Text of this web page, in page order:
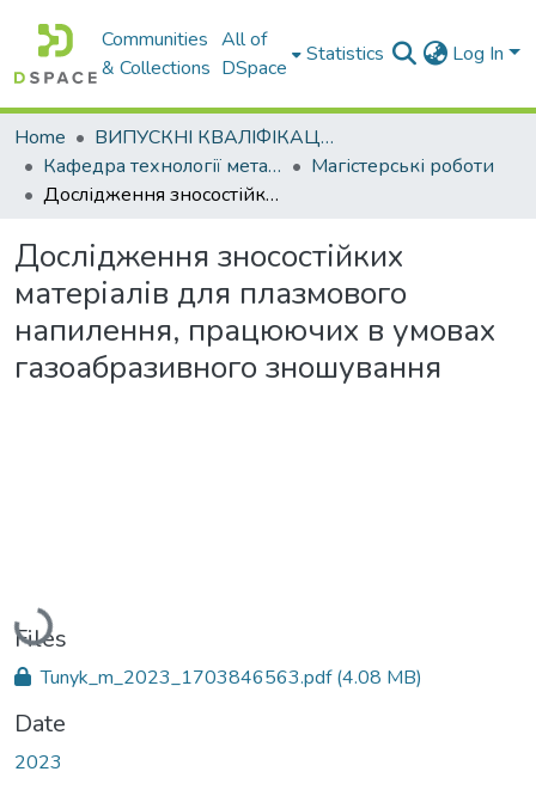
Communities
& Collections
All of
DSpace
Statistics Log In
Home
ВИПУСКНІ КВАЛІФІКАЦІЙНІ РОБОТИ
Кафедра технології металів та матеріалознавства
Магістерські роботи
Дослідження зносостійких матеріалів для плазмового напилення, працюючих в умовах газоабразивного зношування
Дослідження зносостійких
матеріалів для плазмового
напилення, працюючих в умовах
газоабразивного зношування
Loading...
Files
Tunyk_m_2023_1703846563.pdf(4.08 MB)
Date
2023